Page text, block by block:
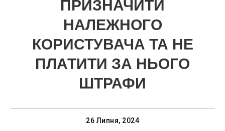
ПРИЗНАЧИТИ
НАЛЕЖНОГО
КОРИСТУВАЧА ТА НЕ
ПЛАТИТИ ЗА НЬОГО
ШТРАФИ
26 Липня, 2024